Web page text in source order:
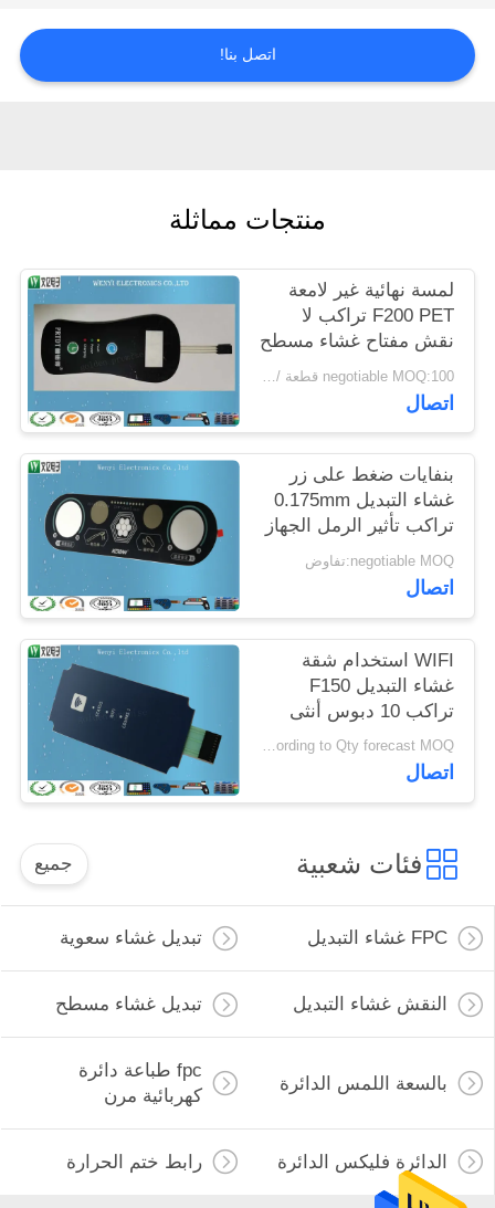
اقتباس
اتصل بنا!
منتجات مماثلة
لمسة نهائية غير لامعة
F200 PET تراكب لا
نقش مفتاح غشاء مسطح
negotiable MOQ:100 قطعة / الوحدة
اتصال
بنفايات ضغط على زر
غشاء التبديل 0.175mm
تراكب تأثير الرمل الجهاز
الطبي
negotiable MOQ:تفاوض
اتصال
WIFI استخدام شقة
غشاء التبديل F150
تراكب 10 دبوس أنثى
موصل 3M468MP
Negotiable according to Qty forecast MOQ:قابل للتفاوض
اتصال
فئات شعبية جميع
FPC غشاء التبديل تبديل غشاء سعوية
النقش غشاء التبديل تبديل غشاء مسطح
بالسعة اللمس الدائرة
fpc طباعة دائرة
كهربائية مرن
الدائرة فليكس الدائرة رابط ختم الحرارة